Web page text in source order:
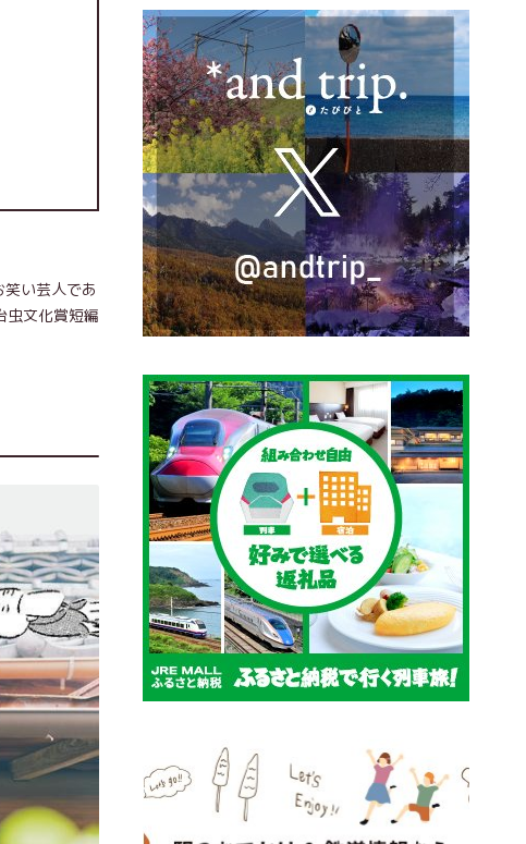
い芸人であ
虫文化賞短編